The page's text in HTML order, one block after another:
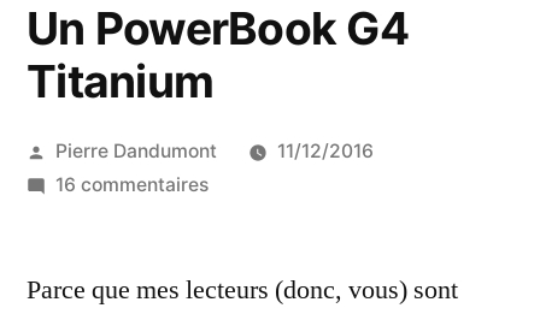
Un PowerBook G4
Titanium
Publié
par
Pierre Dandumont
11/12/2016
16 commentairessur
G4
Parce que mes lecteurs (donc, vous) sont